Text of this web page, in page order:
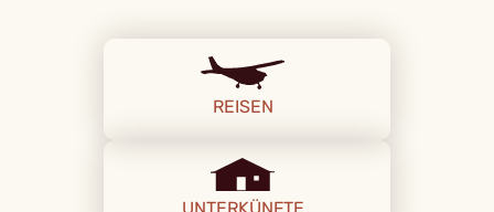
REISEN